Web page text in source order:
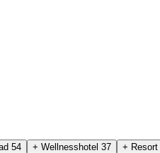
54 + Wellnesshotel 37 + Resort